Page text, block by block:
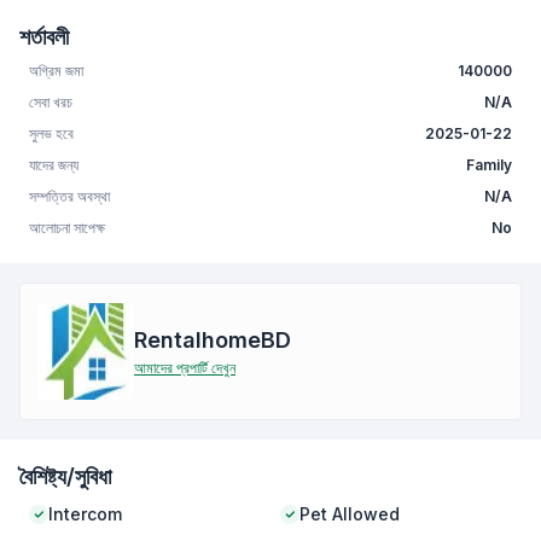
শর্তাবলী
অগ্রিম জমা
140000
সেবা খরচ
N/A
সুলভ হবে
2025-01-22
যাদের জন্য
Family
সম্পত্তির অবস্থা
N/A
আলোচনা সাপেক্ষ
No
RentalhomeBD
আমাদের প্রপার্টি দেখুন
বৈশিষ্ট্য/সুবিধা
Intercom Pet Allowed